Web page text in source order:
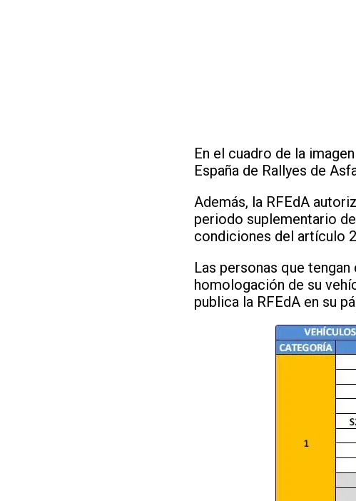
En el cuadro de la
España de Rallyes de
Además, la RFEdA
periodo suplementario
condiciones del artículo
Las personas que
homologación de su
publica la RFEdA en su